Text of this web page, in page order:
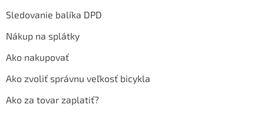
Sledovanie balíka DPD
Nákup na splátky
Ako nakupovať
Ako zvoliť správnu veľkosť bicykla
Ako za tovar zaplatiť?